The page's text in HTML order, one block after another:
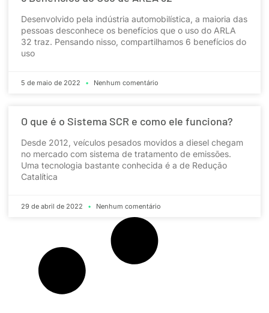
Desenvolvido pela indústria automobilística, a maioria das
pessoas desconhece os benefícios que o uso do ARLA
32 traz. Pensando nisso, compartilhamos 6 benefícios do
uso
5 de maio de 2022 Nenhum comentário
O que é o Sistema SCR e como ele funciona?
Desde 2012, veículos pesados movidos a diesel chegam
no mercado com sistema de tratamento de emissões.
Uma tecnologia bastante conhecida é a de Redução
Catalítica
29 de abril de 2022 Nenhum comentário